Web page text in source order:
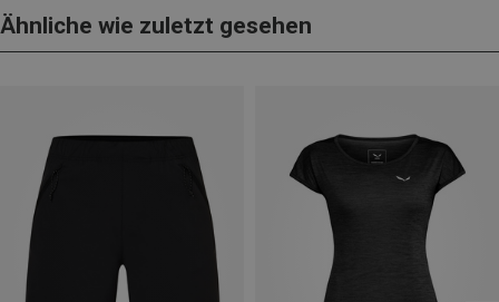
Ähnliche wie zuletzt gesehen